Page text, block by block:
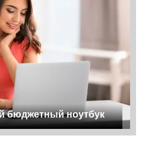
бюджетный ноутбук